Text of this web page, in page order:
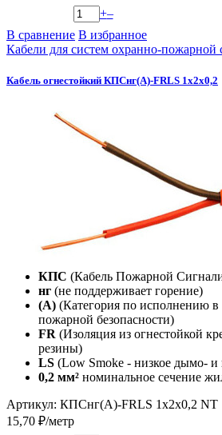
+–
В сравнение В избранное
Кабели для систем охранно-пожарной
Кабель огнестойкий КПСнг(А)-FRLS 1x2x0,2
КПС (Кабель Пожарной
нг (не поддерживает горение)
(А) (Категория по исполнению в
пожарной безопасности)
FR (Изоляция из огнестойкой
резины)
LS (Low Smoke - низкое дымо- и
0,2 мм² номинальное сечение
Артикул: КПСнг(А)-FRLS 1x2x0,2 NT
15,70 ₽/метр